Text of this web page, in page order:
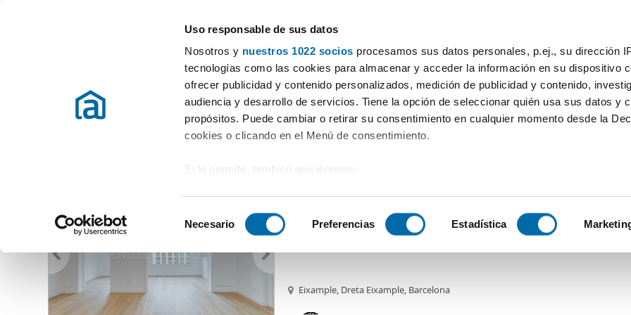
Uso responsable de sus datos
Nosotros y nuestros 1022 socios procesamos sus datos personales, p.ej., su dirección
tecnologías como las cookies para almacenar y acceder la información en su dispositivo
ofrecer publicidad y contenido personalizados, medición de publicidad y contenido,
audiencia y desarrollo de servicios. Tiene la opción de seleccionar quién usa sus datos y
propósitos. Puede cambiar o retirar su consentimiento en cualquier momento desde la
cookies o clicando en el Menú de consentimiento.
Si lo permite, también quisiéramos:
Identificar su dispositivo analizándolo activamente para buscar características
Obtenga más información sobre cómo se procesan sus datos personales y establezca sus
preferencias en la
en la Declaración de cookies.
e
e
c
Necesario Preferencias Estadística
Especialistas em apartamentos em arrendamento
Escolher a localidade Quartos Mais filtros - 1
Alugar apartamentos Barcelona Província Alugar Apartamentos Barcelona
Alugar Apartamentos Barcelona Província (842 imóveis)
Alquiler piso ascensor y garaje Eixample
Eixample, Dreta Eixample, Barcelona